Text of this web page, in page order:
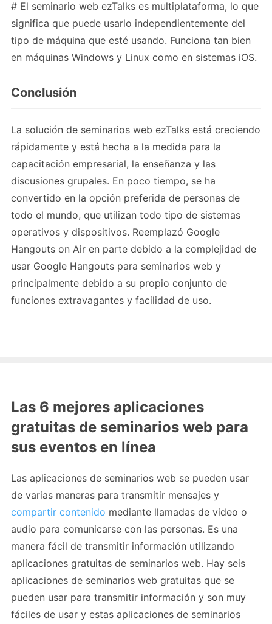
# El seminario web ezTalks es multiplataforma, lo que
significa que puede usarlo independientemente del
tipo de máquina que esté usando. Funciona tan bien
en máquinas Windows y Linux como en sistemas iOS.
Conclusión
La solución de seminarios web ezTalks está creciendo
rápidamente y está hecha a la medida para la
capacitación empresarial, la enseñanza y las
discusiones grupales. En poco tiempo, se ha
convertido en la opción preferida de personas de
todo el mundo, que utilizan todo tipo de sistemas
operativos y dispositivos. Reemplazó Google
Hangouts on Air en parte debido a la complejidad de
usar Google Hangouts para seminarios web y
principalmente debido a su propio conjunto de
funciones extravagantes y facilidad de uso.
Las 6 mejores aplicaciones
gratuitas de seminarios web para
sus eventos en línea
Las aplicaciones de seminarios web se pueden usar
de varias maneras para transmitir mensajes y
compartir contenido mediante llamadas de video o
audio para comunicarse con las personas. Es una
manera fácil de transmitir información utilizando
aplicaciones gratuitas de seminarios web. Hay seis
aplicaciones de seminarios web gratuitas que se
pueden usar para transmitir información y son muy
fáciles de usar y estas aplicaciones de seminarios